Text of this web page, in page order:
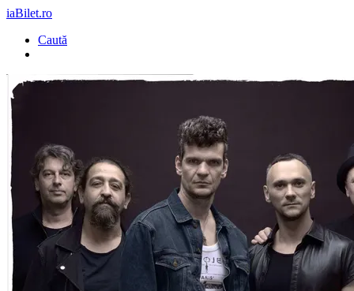
iaBilet.ro
Caută